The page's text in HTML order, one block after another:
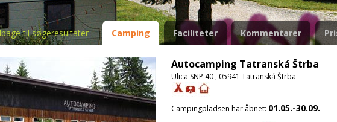
til søgeresultater Camping Faciliteter Kommentarer
Autocamping Tatranská Štrba
Ulica SNP 40 , 05941 Tatranská Štrba
Campingpladsen har åbnet: 01.05.-30.09.